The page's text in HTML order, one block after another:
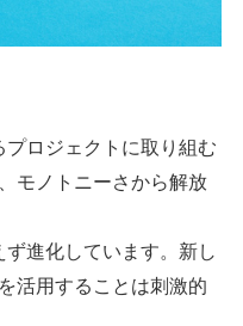
プロジェクトに取り組む
モノトニーさから解放
進化しています。新し
活用することは刺激的